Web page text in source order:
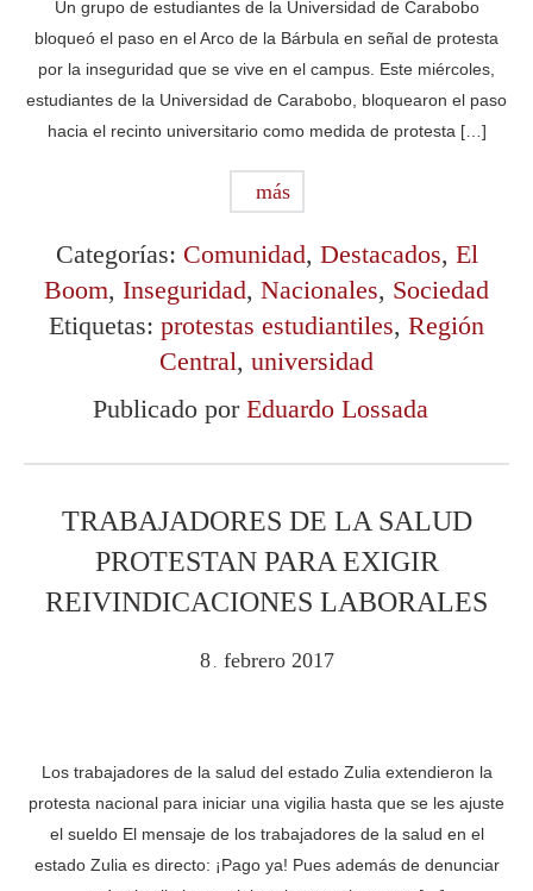
Un grupo de estudiantes de la Universidad de Carabobo
bloqueó el paso en el Arco de la Bárbula en señal de protesta
por la inseguridad que se vive en el campus. Este miércoles,
estudiantes de la Universidad de Carabobo, bloquearon el paso
hacia el recinto universitario como medida de protesta […]
más
Categorías: Comunidad, Destacados, El
Boom, Inseguridad, Nacionales, Sociedad
Etiquetas: protestas estudiantiles, Región
Central, universidad
Publicado por Eduardo Lossada
TRABAJADORES DE LA SALUD
PROTESTAN PARA EXIGIR
REIVINDICACIONES LABORALES
8 . febrero 2017
Los trabajadores de la salud del estado Zulia extendieron la
protesta nacional para iniciar una vigilia hasta que se les ajuste
el sueldo El mensaje de los trabajadores de la salud en el
estado Zulia es directo: ¡Pago ya! Pues además de denunciar